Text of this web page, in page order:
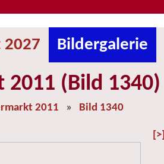
Bildergalerie
(Bild 1340)
2011 » Bild 1340
[>]